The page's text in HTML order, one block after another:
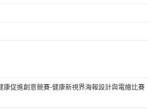
康促進創意競賽-健康新視界海報設計與電繪比賽